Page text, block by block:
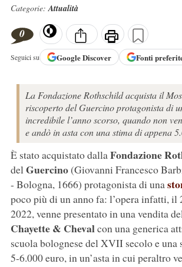
Categorie:Attualità
0
Seguici su GoogleDiscover Fonti
La Fondazione Rothschild acquista il
riscoperto del Guercino protagonista di
incredibile l’anno scorso, quando non
e andò in asta con una stima di appena
È stato acquistato dallaFondazione
delGuercino(Giovanni Francesco
- Bologna, 1666) protagonista di una
poco più di un anno fa: l’opera infatti, il
2022, venne presentato in una vendita
Chayette & Chevalcon una generica
scuola bolognese del XVII secolo e una
5-6.000 euro, in un’asta in cui peraltro